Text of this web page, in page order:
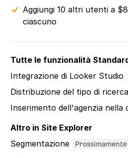
Aggiungi 10 altri utenti a
ciascuno
Tutte le funzionalità
Integrazione di Looker Studio
Distribuzione del tipo di ricerca
Inserimento dell'agenzia nella
Altro in Site Explorer
Segmentazione
Prossimamente